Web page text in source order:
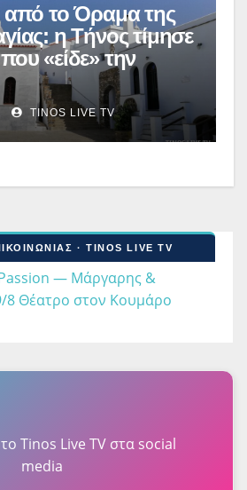
από το Όραμα της
η Τήνος τίμησε
«είδε» την
TINOS LIVE TV
· TINOS LIVE TV
Tinos Live TV στα social
media